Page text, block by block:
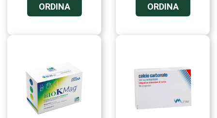
ORDINA
ORDINA AXIMAGNESIO
100CPR AL
ORDINA
20BUST